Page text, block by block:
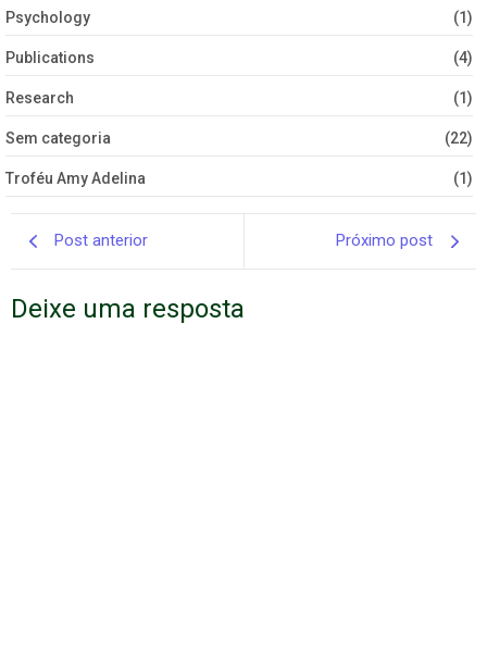
Psychology (1)
Publications (4)
Research (1)
Sem categoria (22)
Troféu Amy Adelina (1)
Post anterior Próximo post
Deixe uma resposta